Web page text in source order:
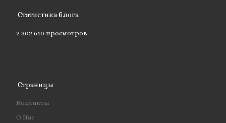
Статистика блога
2 302 610 просмотров
Страницы
Контакты
О Нас